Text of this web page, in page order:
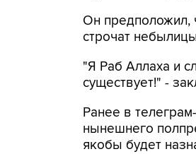
Он предположил,
строчат
"Я Раб Аллаха и
существует!" -
Ранее в
нынешнего
якобы будет